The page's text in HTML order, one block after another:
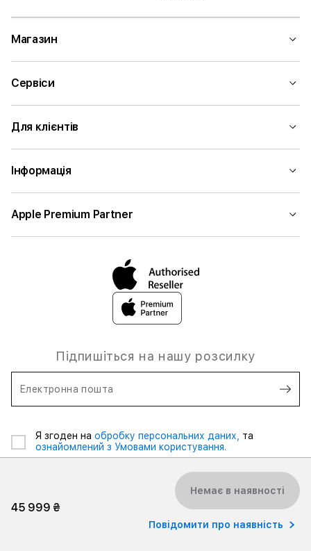
45 999 ₴
Немає в наявності
Повідомити про наявність
Магазин
Сервіси
Для клієнтів
Інформація
Apple Premium Partner
Підпишіться на нашу розсилку
Електронна пошта
Я згоден на обробку персональних даних, та
ознайомлений з Умовами користування.
2026 iSpace Ukraine. Всі права захищені.